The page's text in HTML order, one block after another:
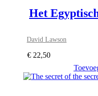
Het
David Lawson
€ 22,50